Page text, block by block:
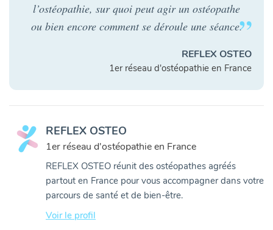
l’ostéopathie, sur quoi peut agir un ostéopathe
ou bien encore comment se déroule une séance.
REFLEX OSTEO
1er réseau d'ostéopathie en France
REFLEX OSTEO
1er réseau d'ostéopathie en France
REFLEX OSTEO réunit des ostéopathes agréés
partout en France pour vous accompagner dans votre
parcours de santé et de bien-être.
Voir le profil